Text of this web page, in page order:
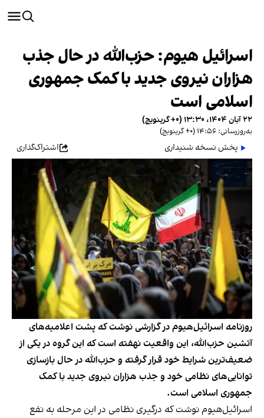
اسرائیل هیوم: حزب‌الله در حال جذب
هزاران نیروی جدید با کمک جمهوری
اسلامی است
۲۲ آبان ۱۴۰۴، ۱۳:۳۰ (‎+۰ گرینویچ)
به‌روزرسانی: ۱۴:۵۶ (‎+۰ گرینویچ)
پخش نسخه شنیداری اشتراک‌گذاری
روزنامه اسرائیل‌هیوم در گزارشی نوشت که پشت اعلامیه‌های
آتشین حزب‌الله، این واقعیت نهفته است که این گروه در یکی از
ضعیف‌ترین شرایط خود قرار گرفته و حزب‌الله در حال بازسازی
توانایی‌های نظامی خود و جذب هزاران نیروی جدید با کمک
جمهوری اسلامی است.
اسرائیل‌هیوم نوشت که درگیری نظامی در این مرحله به نفع